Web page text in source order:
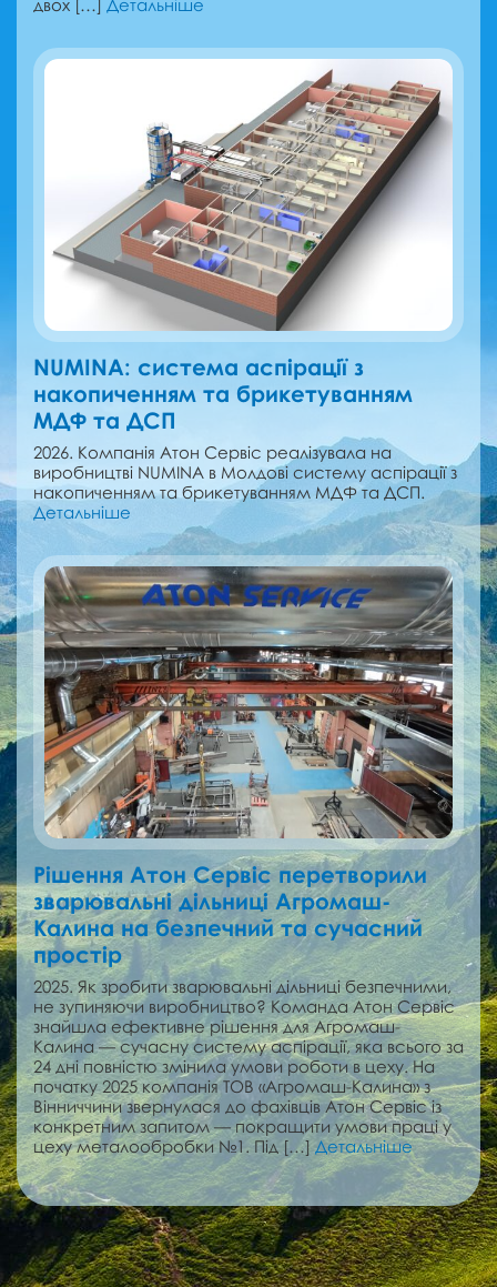
двох […] Детальніше
NUMINA: cистема аспірації з
накопиченням та брикетуванням
МДФ та ДСП
2026. Компанія Атон Сервіс реалізувала на
виробництві NUMINA в Молдові cистему аспірації з
накопиченням та брикетуванням МДФ та ДСП.
Детальніше
Рішення Атон Сервіс перетворили
зварювальні дільниці Агромаш-
Калина на безпечний та сучасний
простір
2025. Як зробити зварювальні дільниці безпечними,
не зупиняючи виробництво? Команда Атон Сервіс
знайшла ефективне рішення для Агромаш-
Калина — сучасну систему аспірації, яка всього за
24 дні повністю змінила умови роботи в цеху. На
початку 2025 компанія ТОВ «Агромаш-Калина» з
Вінниччини звернулася до фахівців Атон Сервіс із
конкретним запитом — покращити умови праці у
цеху металообробки №1. Під […]Детальніше